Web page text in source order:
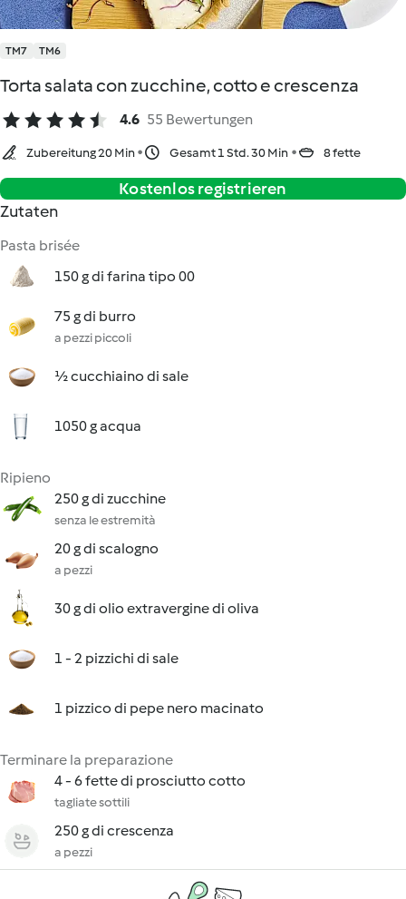
TM7 TM6
Torta salata con zucchine, cotto e crescenza
4.6 55 Bewertungen
Zubereitung 20 Min Gesamt 1 Std. 30 Min 8 fette
Kostenlos registrieren
Zutaten
Pasta brisée
150 g di farina tipo 00
75 g di burro
a pezzi piccoli
½ cucchiaino di sale
1050 g acqua
Ripieno
250 g di zucchine
senza le estremità
20 g di scalogno
a pezzi
30 g di olio extravergine di oliva
1 - 2 pizzichi di sale
1 pizzico di pepe nero macinato
Terminare la preparazione
4 - 6 fette di prosciutto cotto
tagliate sottili
250 g di crescenza
a pezzi